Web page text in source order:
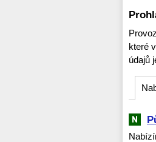
které
údajů